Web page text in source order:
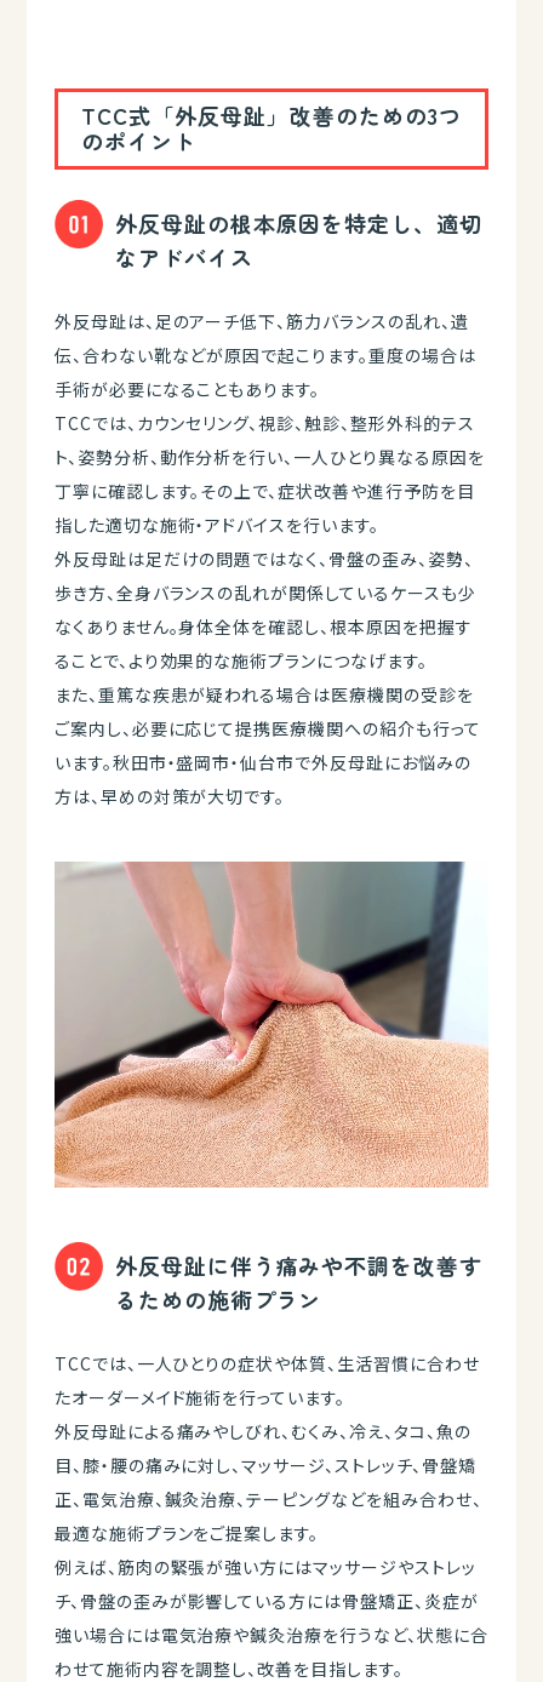
TCC式「外反母趾」改善のための3つ
のポイント
外反母趾の根本原因を特定し、適切
なアドバイス
外反母趾は、足のアーチ低下、筋力バランスの乱れ、遺
伝、合わない靴などが原因で起こります。重度の場合は
手術が必要になることもあります。
TCCでは、カウンセリング、視診、触診、整形外科的テス
ト、姿勢分析、動作分析を行い、一人ひとり異なる原因を
丁寧に確認します。その上で、症状改善や進行予防を目
指した適切な施術・アドバイスを行います。
外反母趾は足だけの問題ではなく、骨盤の歪み、姿勢、
歩き方、全身バランスの乱れが関係しているケースも少
なくありません。身体全体を確認し、根本原因を把握す
ることで、より効果的な施術プランにつなげます。
また、重篤な疾患が疑われる場合は医療機関の受診を
ご案内し、必要に応じて提携医療機関への紹介も行って
います。秋田市・盛岡市・仙台市で外反母趾にお悩みの
方は、早めの対策が大切です。
外反母趾に伴う痛みや不調を改善す
るための施術プラン
TCCでは、一人ひとりの症状や体質、生活習慣に合わせ
たオーダーメイド施術を行っています。
外反母趾による痛みやしびれ、むくみ、冷え、タコ、魚の
目、膝・腰の痛みに対し、マッサージ、ストレッチ、骨盤矯
正、電気治療、鍼灸治療、テーピングなどを組み合わせ、
最適な施術プランをご提案します。
例えば、筋肉の緊張が強い方にはマッサージやストレッ
チ、骨盤の歪みが影響している方には骨盤矯正、炎症が
強い場合には電気治療や鍼灸治療を行うなど、状態に合
わせて施術内容を調整し、改善を目指します。